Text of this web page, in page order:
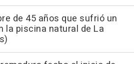
de 45 años que sufrió un
la piscina natural de La